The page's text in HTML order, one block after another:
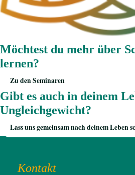
Möchtest du mehr über
lernen?
Zu den Seminaren
Gibt es auch in deinem
Ungleichgewicht?
Lass uns gemeinsam nach deinem Leben
Kontakt